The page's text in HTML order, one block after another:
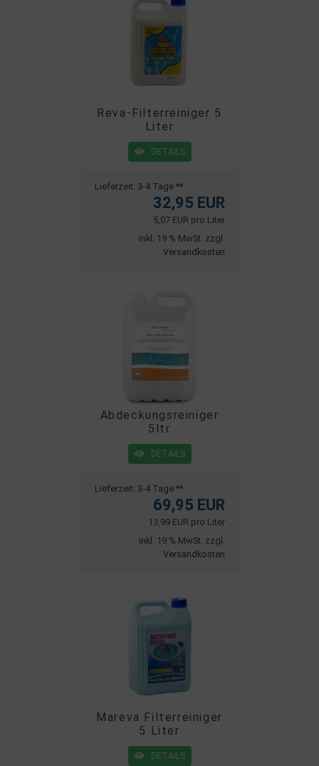
Reva-Filterreiniger 5
Liter
DETAILS
Lieferzeit: 3-4 Tage **
32,95 EUR
5,07 EUR pro Liter
inkl. 19 % MwSt. zzgl.
Versandkosten
Abdeckungsreiniger
5ltr
DETAILS
Lieferzeit: 3-4 Tage **
69,95 EUR
13,99 EUR pro Liter
inkl. 19 % MwSt. zzgl.
Versandkosten
Mareva Filterreiniger
5 Liter
DETAILS